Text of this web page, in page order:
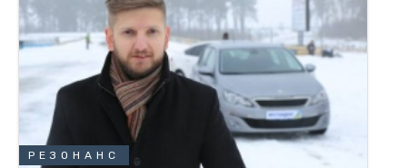
РЕЗОНАНС